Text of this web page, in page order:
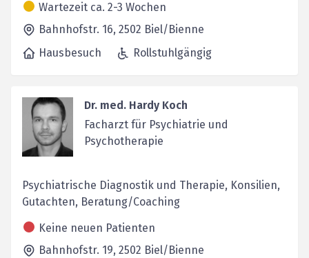
Wartezeit ca. 2-3 Wochen
Bahnhofstr. 16, 2502 Biel/Bienne
Hausbesuch
Rollstuhlgängig
Dr. med. Hardy Koch
Facharzt für Psychiatrie und
Psychotherapie
Psychiatrische Diagnostik und Therapie, Konsilien,
Gutachten, Beratung/Coaching
Keine neuen Patienten
Bahnhofstr. 19, 2502 Biel/Bienne